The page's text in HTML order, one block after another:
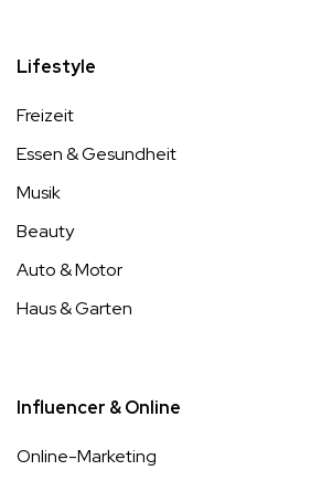
Lifestyle
Freizeit
Essen & Gesundheit
Musik
Beauty
Auto & Motor
Haus & Garten
Influencer & Online
Online-Marketing